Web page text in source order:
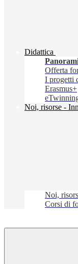
Didattica
Offerta
I progetti
Erasmus+
Noi, risorse -
Noi,
Corsi di